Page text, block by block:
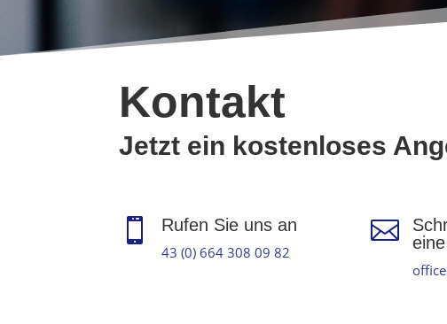
Kontakt
Jetzt ein kostenloses
 Rufen Sie uns an
43 (0) 664 308 09 82
